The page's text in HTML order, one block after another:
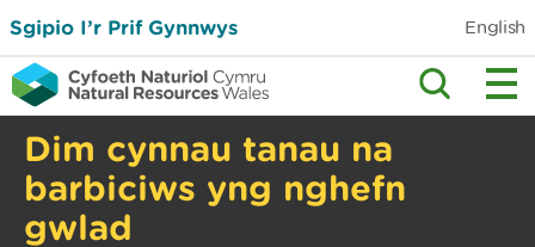
Sgipio I’r Prif Gynnwys English
Dim cynnau tanau na
barbiciws yng nghefn
gwlad